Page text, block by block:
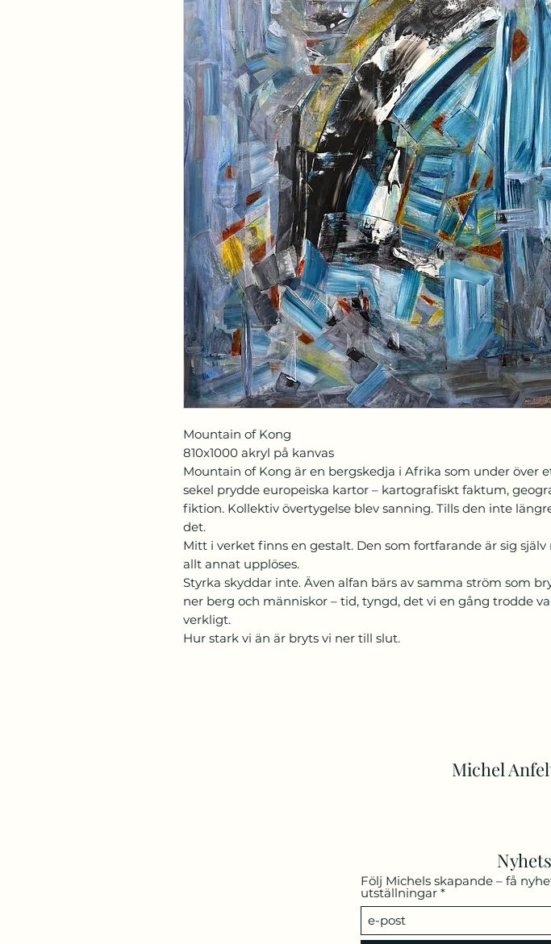
Mountain of Kong
810x1000 akryl på kanvas
Mountain of Kong är en bergskedja i Afrika som under över
sekel prydde europeiska kartor – kartografiskt faktum,
fiktion. Kollektiv övertygelse blev sanning. Tills den inte
det.
Mitt i verket finns en gestalt. Den som fortfarande är sig själv
allt annat upplöses.
Styrka skyddar inte. Även alfan bärs av samma ström som
ner berg och människor – tid, tyngd, det vi en gång trodde
verkligt.
Hur stark vi än är bryts vi ner till slut.
Michel
Följ Michels skapande – få
utställningar